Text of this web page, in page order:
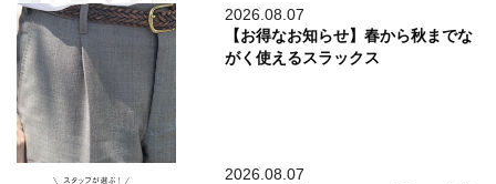
2026.08.07
【お得なお知らせ】春から秋までな
がく使えるスラックス
2026.08.07